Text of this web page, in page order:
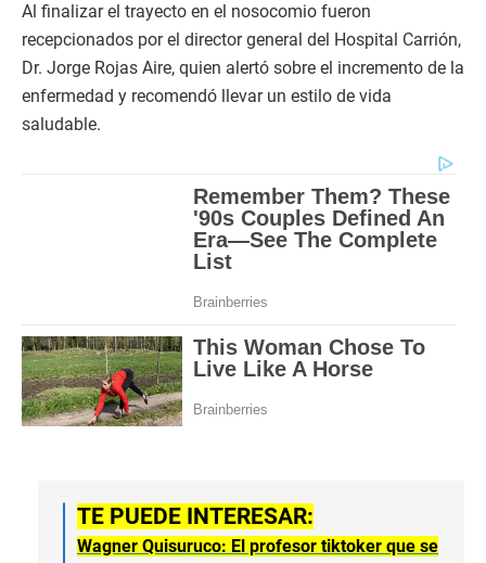
Al finalizar el trayecto en el nosocomio fueron
recepcionados por el director general del Hospital Carrión,
Dr. Jorge Rojas Aire, quien alertó sobre el incremento de la
enfermedad y recomendó llevar un estilo de vida
saludable.
TE PUEDE INTERESAR:
Wagner Quisuruco: El profesor tiktoker que se